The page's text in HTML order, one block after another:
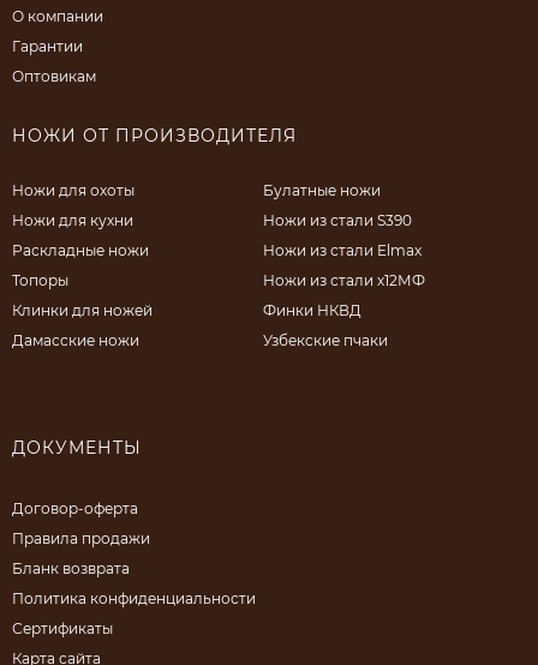
О компании
Гарантии
Оптовикам
НОЖИ ОТ ПРОИЗВОДИТЕЛЯ
Ножи для охоты
Ножи для кухни
Раскладные ножи
Топоры
Клинки для ножей
Дамасские ножи
Булатные ножи
Ножи из стали S390
Ножи из стали Elmax
Ножи из стали х12МФ
Финки НКВД
Узбекские пчаки
ДОКУМЕНТЫ
Договор-оферта
Правила продажи
Бланк возврата
Политика конфиденциальности
Сертификаты
Карта сайта